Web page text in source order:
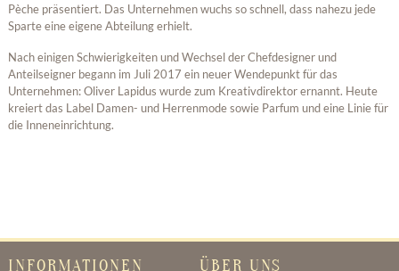
Pèche präsentiert. Das Unternehmen wuchs so schnell, dass nahezu jede
Sparte eine eigene Abteilung erhielt.
Nach einigen Schwierigkeiten und Wechsel der Chefdesigner und
Anteilseigner begann im Juli 2017 ein neuer Wendepunkt für das
Unternehmen: Oliver Lapidus wurde zum Kreativdirektor ernannt. Heute
kreiert das Label Damen- und Herrenmode sowie Parfum und eine Linie für
die Inneneinrichtung.
INFORMATIONEN ÜBER UNS